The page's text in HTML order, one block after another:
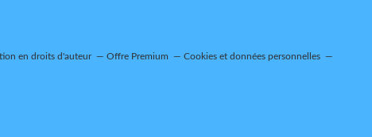
en droits d'auteur Offre Premium Cookies et données personnelles